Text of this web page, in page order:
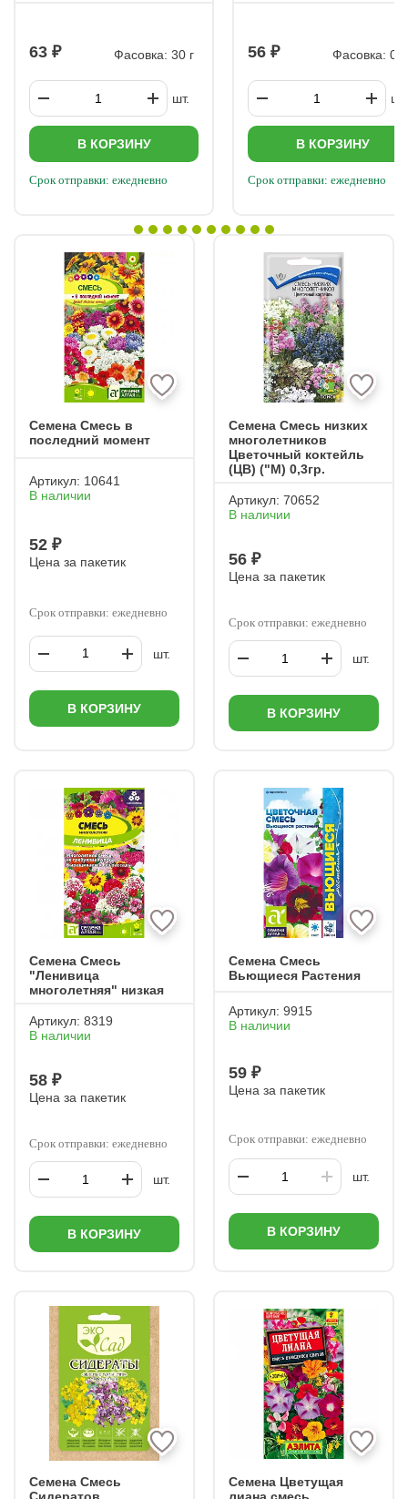
63 Фасовка: 30 г
шт.
В КОРЗИНУ
Срок отправки: ежедневно
56 Фасовка: 0,3
шт.
В КОРЗИНУ
Срок отправки: ежедневно
Семена Смесь в
последний момент
Артикул: 10641
В наличии
52 ₽
Цена за пакетик
Срок отправки: ежедневно
шт.
В КОРЗИНУ
Семена Смесь низких
многолетников
Цветочный коктейль
(ЦВ) ("М) 0,3гр.
Артикул: 70652
В наличии
56 ₽
Цена за пакетик
Срок отправки: ежедневно
шт.
В КОРЗИНУ
Семена Смесь
"Ленивица
многолетняя" низкая
Артикул: 8319
В наличии
58 ₽
Цена за пакетик
Срок отправки: ежедневно
шт.
В КОРЗИНУ
Семена Смесь
Вьющиеся Растения
Артикул: 9915
В наличии
59 ₽
Цена за пакетик
Срок отправки: ежедневно
шт.
В КОРЗИНУ
Семена Смесь
Семена Цветущая